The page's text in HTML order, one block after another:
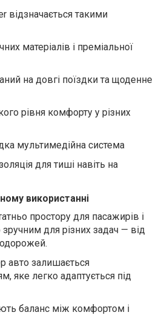
відзначається такими
матеріалів і преміальної
на довгі поїздки та щоденне
рівня комфорту у різних
мультимедійна система
для тиші навіть на
використанні
простору для пасажирів і
для різних задач — від
авто залишається
яке легко адаптується під
баланс між комфортом і